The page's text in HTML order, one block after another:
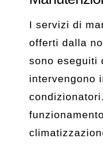
I servizi di
offerti dalla
sono eseguiti
intervengono